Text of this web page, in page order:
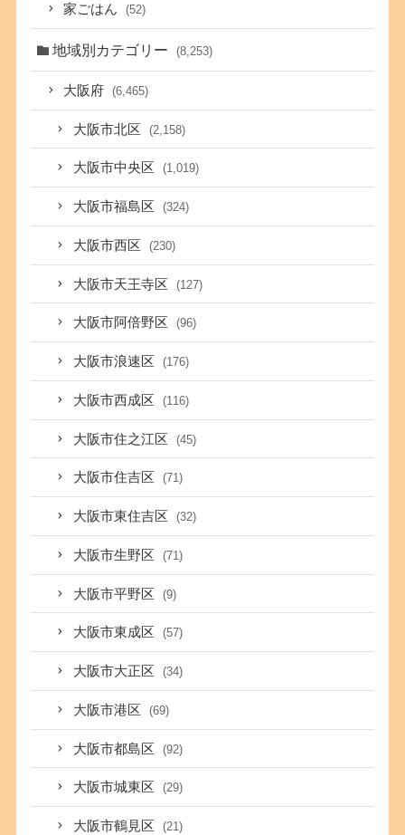
家ごはん (52)
地域別カテゴリー (8,253)
大阪府 (6,465)
大阪市北区 (2,158)
大阪市中央区 (1,019)
大阪市福島区 (324)
大阪市西区 (230)
大阪市天王寺区 (127)
大阪市阿倍野区 (96)
大阪市浪速区 (176)
大阪市西成区 (116)
大阪市住之江区 (45)
大阪市住吉区 (71)
大阪市東住吉区 (32)
大阪市生野区 (71)
大阪市平野区 (9)
大阪市東成区 (57)
大阪市大正区 (34)
大阪市港区 (69)
大阪市都島区 (92)
大阪市城東区 (29)
大阪市鶴見区 (21)